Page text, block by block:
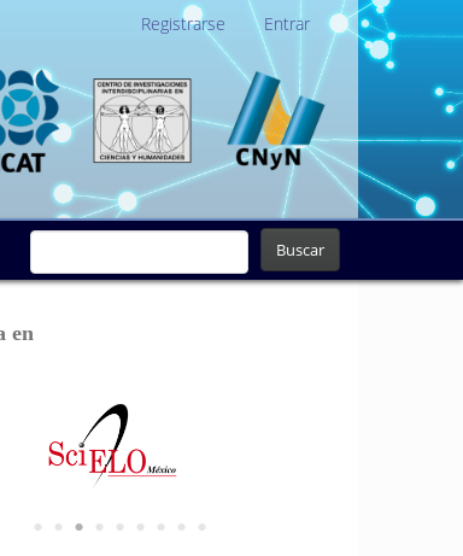
Registrarse Entrar
Buscar
en